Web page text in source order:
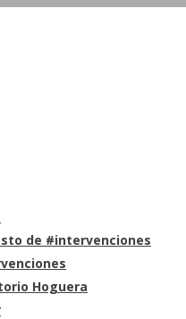
de #intervenciones
Hoguera